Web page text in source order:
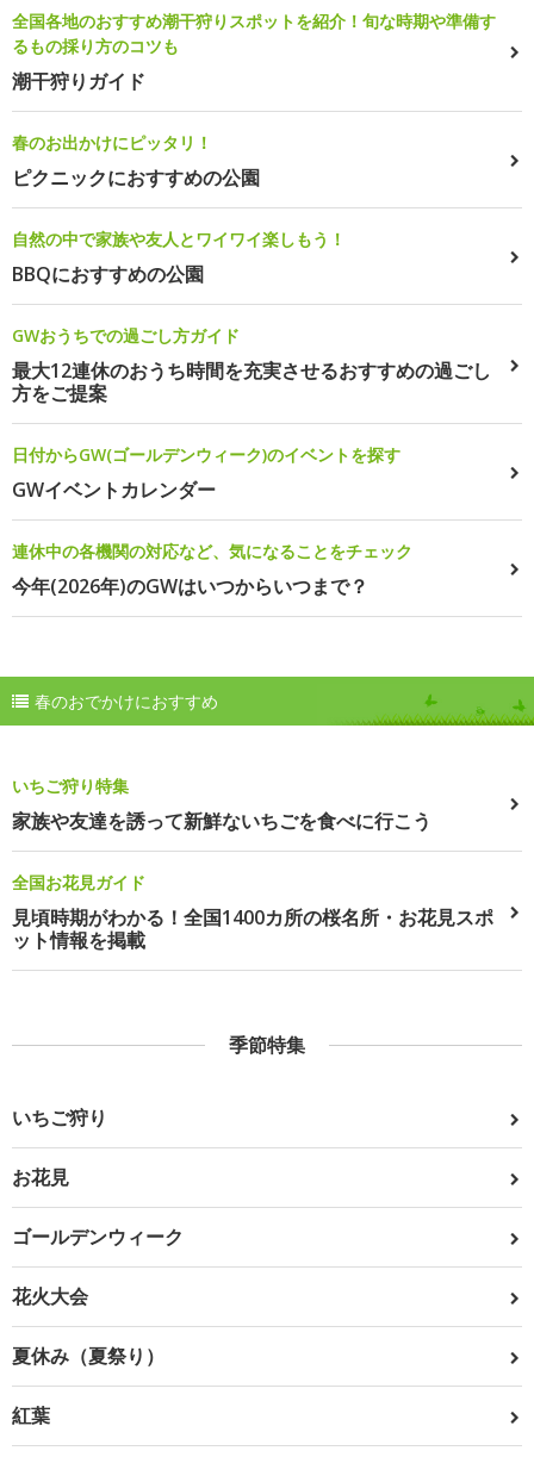
全国各地のおすすめ潮干狩りスポットを紹介！旬な時期や準備す
るもの採り方のコツも
潮干狩りガイド
春のお出かけにピッタリ！
ピクニックにおすすめの公園
自然の中で家族や友人とワイワイ楽しもう！
BBQにおすすめの公園
GWおうちでの過ごし方ガイド
最大12連休のおうち時間を充実させるおすすめの過ごし
方をご提案
日付からGW(ゴールデンウィーク)のイベントを探す
GWイベントカレンダー
連休中の各機関の対応など、気になることをチェック
今年(2026年)のGWはいつからいつまで？
春のおでかけにおすすめ
いちご狩り特集
家族や友達を誘って新鮮ないちごを食べに行こう
全国お花見ガイド
見頃時期がわかる！全国1400カ所の桜名所・お花見スポ
ット情報を掲載
季節特集
いちご狩り
お花見
ゴールデンウィーク
花火大会
夏休み（夏祭り）
紅葉